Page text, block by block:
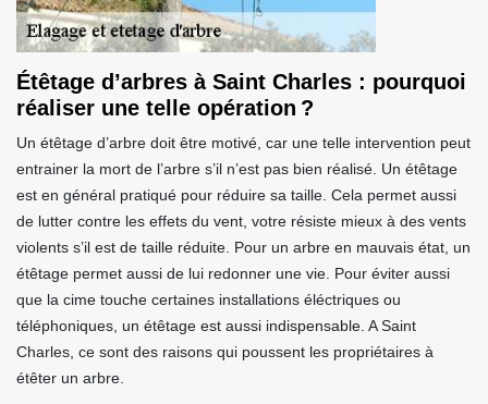
Étêtage d’arbres à Saint Charles : pourquoi
réaliser une telle opération ?
Un étêtage d’arbre doit être motivé, car une telle intervention peut
entrainer la mort de l’arbre s’il n’est pas bien réalisé. Un étêtage
est en général pratiqué pour réduire sa taille. Cela permet aussi
de lutter contre les effets du vent, votre résiste mieux à des vents
violents s’il est de taille réduite. Pour un arbre en mauvais état, un
étêtage permet aussi de lui redonner une vie. Pour éviter aussi
que la cime touche certaines installations éléctriques ou
téléphoniques, un étêtage est aussi indispensable. A Saint
Charles, ce sont des raisons qui poussent les propriétaires à
étêter un arbre.